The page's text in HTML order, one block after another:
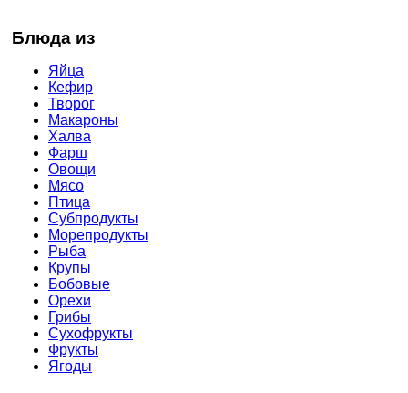
Блюда из
Яйца
Кефир
Творог
Макароны
Халва
Фарш
Овощи
Мясо
Птица
Субпродукты
Морепродукты
Рыба
Крупы
Бобовые
Орехи
Грибы
Сухофрукты
Фрукты
Ягоды